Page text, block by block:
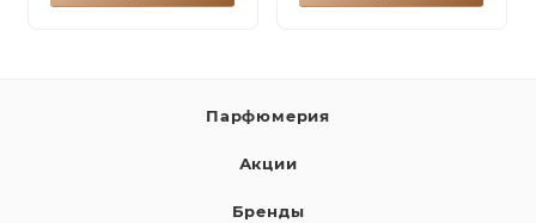
Парфюмерия
Акции
Бренды